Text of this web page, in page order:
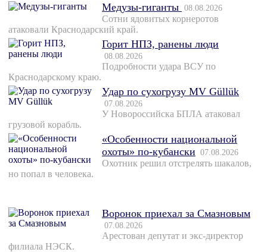
Медузы-гиганты 08.08.2026
Сотни ядовитых корнеротов
атаковали Краснодарский край.
Горит НПЗ, ранены люди
08.08.2026
Подробности удара ВСУ по
Краснодарскому краю.
Удар по сухогрузу MV Güllük
07.08.2026
У Новороссийска БПЛА атаковал
грузовой корабль.
«Особенности национальной
охоты» по-кубански 07.08.2026
Охотник решил отстрелять шакалов,
но попал в человека.
Воронок приехал за Смазновым
07.08.2026
Арестован депутат и экс-директор
филиала НЭСК.